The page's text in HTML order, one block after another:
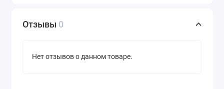
Отзывы 0
Нет отзывов о данном товаре.